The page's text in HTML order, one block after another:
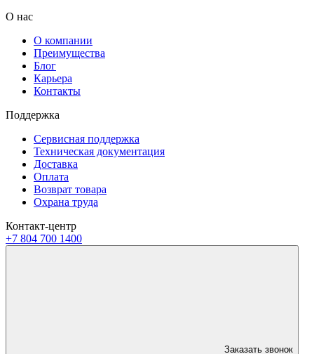
О нас
О компании
Преимущества
Блог
Карьера
Контакты
Поддержка
Сервисная поддержка
Техническая документация
Доставка
Оплата
Возврат товара
Охрана труда
Контакт-центр
+7 804 700 1400
Заказать звонок